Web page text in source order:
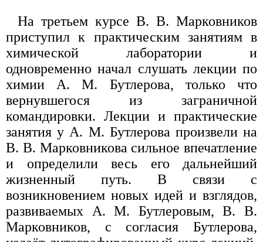
На третьем курсе В. В. Марковников
приступил к практическим занятиям в
химической лаборатории и
одновременно начал слушать лекции по
химии А. М. Бутлерова, только что
вернувшегося из заграничной
командировки. Лекции и практические
занятия у А. М. Бутлерова произвели на
В. В. Марковникова сильное впечатление
и определили весь его дальнейший
жизненный путь. В связи с
возникновением новых идей и взглядов,
развиваемых А. М. Бутлеровым, В. В.
Марковников, с согласия Бутлерова,